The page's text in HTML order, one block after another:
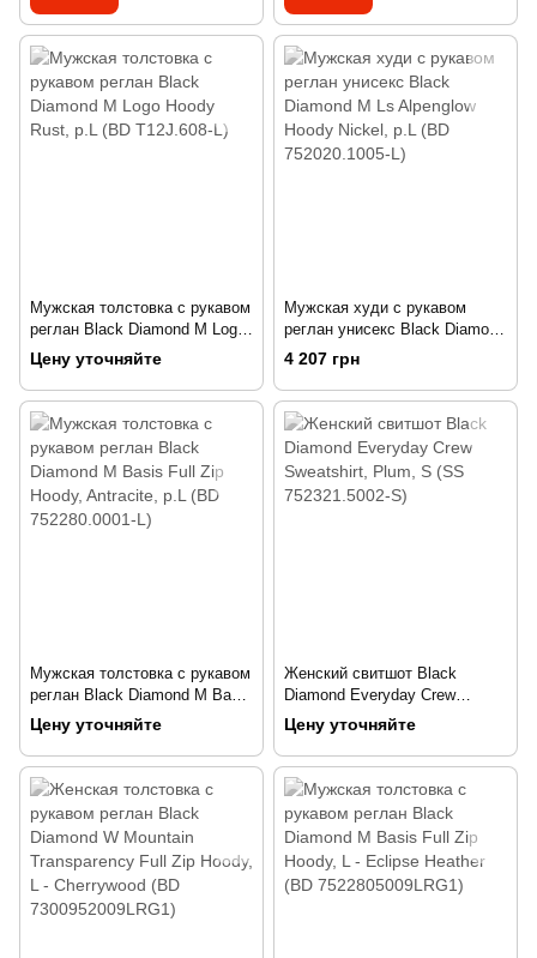
Мужская толстовка с рукавом
реглан Black Diamond M Logo
Hoody Rust, р.L (BD T12J.608-
L)
Цену уточняйте
Мужская худи с рукавом
реглан унисекс Black Diamond
M Ls Alpenglow Hoody Nickel,
р.L (BD 752020.1005-L)
4 207 грн
Мужская толстовка с рукавом
реглан Black Diamond M Basis
Full Zip Hoody, Antracite, р.L
(BD 752280.0001-L)
Цену уточняйте
Женский свитшот Black
Diamond Everyday Crew
Sweatshirt, Plum, S (SS
752321.5002-S)
Цену уточняйте